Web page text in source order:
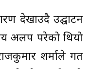
देखाउदै उद्घाटन
अलपत्र परेको थियो
शर्माले गत